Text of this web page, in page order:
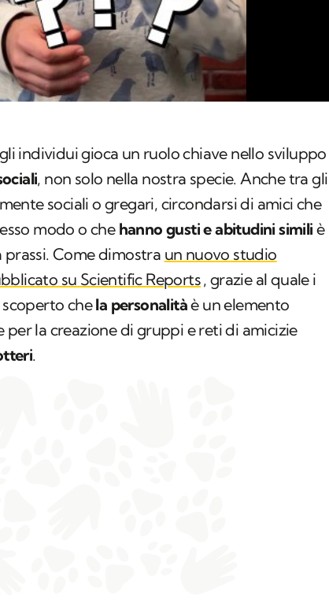
individui gioca un ruolo chiave nello sviluppo
, non solo nella nostra specie. Anche tra gli
sociali o gregari, circondarsi di amici che
modo o che hanno gusti e abitudini simili è
prassi. Come dimostra un nuovo studio
su Scientific Reports, grazie al quale i
chela personalitàè un elemento
la creazione di gruppi e reti di amicizie
.